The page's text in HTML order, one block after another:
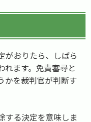
がおりたら、しばら
れます。免責審尋と
かを裁判官が判断す
する決定を意味しま